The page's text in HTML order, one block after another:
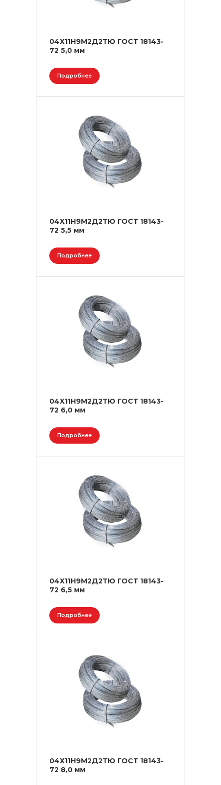
04Х11Н9М2Д2ТЮ ГОСТ 18143-
72 5,0 мм
Подробнее
04Х11Н9М2Д2ТЮ ГОСТ 18143-
72 5,5 мм
Подробнее
04Х11Н9М2Д2ТЮ ГОСТ 18143-
72 6,0 мм
Подробнее
04Х11Н9М2Д2ТЮ ГОСТ 18143-
72 6,5 мм
Подробнее
04Х11Н9М2Д2ТЮ ГОСТ 18143-
72 8,0 мм